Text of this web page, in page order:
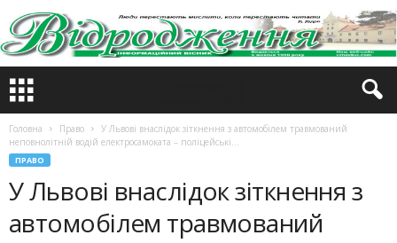
Головна Право
У Львові внаслідок зіткнення з автомобілем травмований
неповнолітній водій електросамоката – поліцейські...
ПРАВО
У Львові внаслідок зіткнення з
автомобілем травмований